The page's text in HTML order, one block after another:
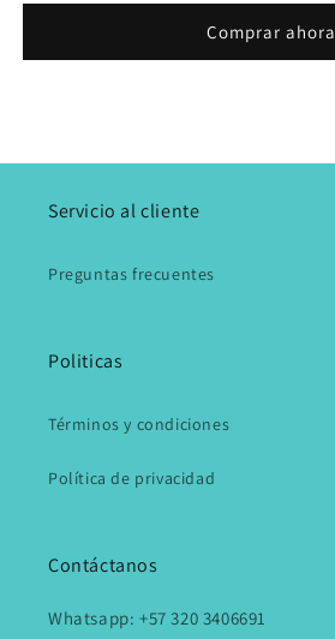
Comprar ahora
Servicio al cliente
Preguntas frecuentes
Politicas
Términos y condiciones
Política de privacidad
Contáctanos
Whatsapp: +57 320 3406691